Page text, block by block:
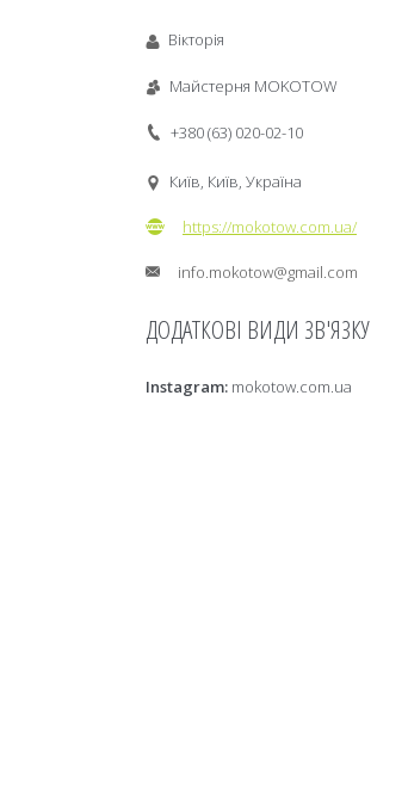
Вікторія
Майстерня MOKOTOW
+380 (63) 020-02-10
Київ, Київ, Україна
https://mokotow.com.ua/
info.mokotow@gmail.com
Instagram mokotow.com.ua